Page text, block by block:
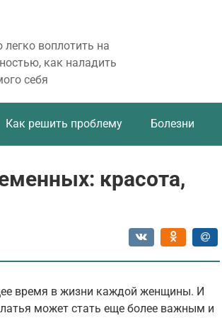
воплотить на
как наладить
себя
Как решить проблему Болезни
красота,
время в жизни каждой женщины. И
может стать еще более важным и